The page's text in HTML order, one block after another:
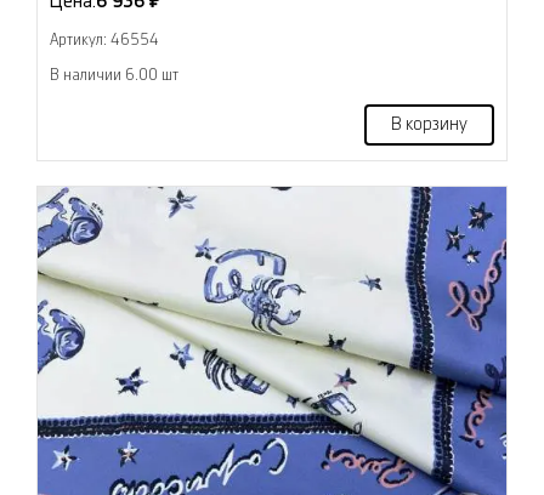
Артикул: 46554
В наличии 6.00 шт
В корзину